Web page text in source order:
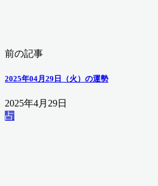
前の記事
2025年04月29日（火）の運勢
2025年4月29日
占